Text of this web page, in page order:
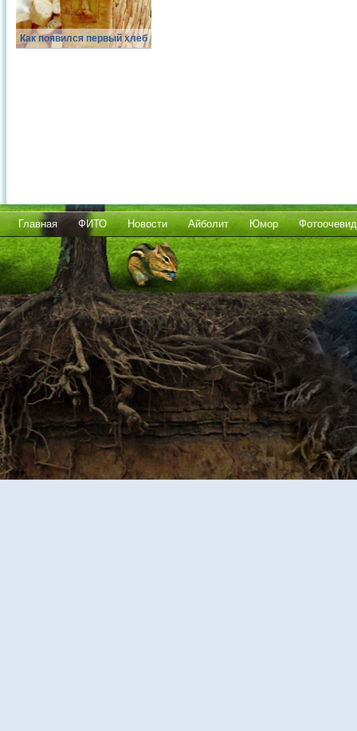
Как появился первый хлеб
Главная ФИТО Новости Айболит Юмор